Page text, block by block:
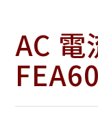
AC 電